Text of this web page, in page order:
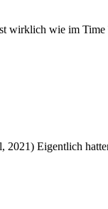
wirklich wie im
Eigentlich